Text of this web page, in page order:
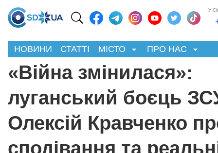
У
НОВИНИ СТАТТІ МІСТО ПРО НАС
«Війна змінилася»:
луганський боєць
Олексій Кравченко
сподівання та